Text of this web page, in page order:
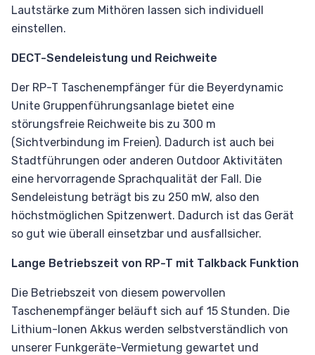
Lautstärke zum Mithören lassen sich individuell
einstellen.
DECT-Sendeleistung und Reichweite
Der RP-T Taschenempfänger für die Beyerdynamic
Unite Gruppenführungsanlage bietet eine
störungsfreie Reichweite bis zu 300 m
(Sichtverbindung im Freien). Dadurch ist auch bei
Stadtführungen oder anderen Outdoor Aktivitäten
eine hervorragende Sprachqualität der Fall. Die
Sendeleistung beträgt bis zu 250 mW, also den
höchstmöglichen Spitzenwert. Dadurch ist das Gerät
so gut wie überall einsetzbar und ausfallsicher.
Lange Betriebszeit von RP-T mit Talkback Funktion
Die Betriebszeit von diesem powervollen
Taschenempfänger beläuft sich auf 15 Stunden. Die
Lithium-Ionen Akkus werden selbstverständlich von
unserer Funkgeräte-Vermietung gewartet und